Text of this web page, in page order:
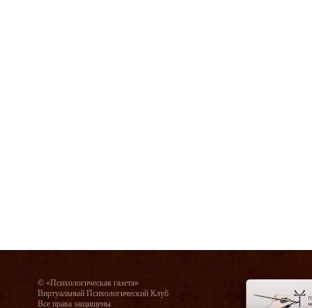
© «Психологическая газета»
Виртуальный Психологический Клуб
Все права защищены